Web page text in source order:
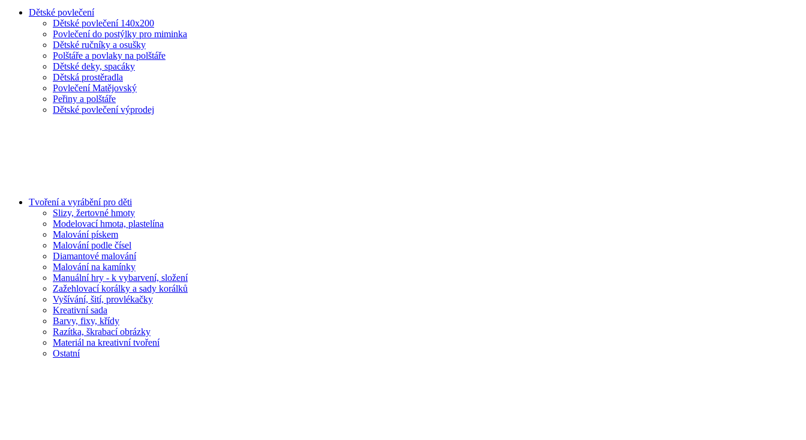
Dětské povlečení
Dětské povlečení 140x200
Povlečení do postýlky pro miminka
Dětské ručníky a osušky
Polštáře a povlaky na polštáře
Dětské deky, spacáky
Dětská prostěradla
Povlečení Matějovský
Peřiny a polštáře
Dětské povlečení výprodej
Tvoření a vyrábění pro děti
Slizy, žertovné hmoty
Modelovací hmota, plastelína
Malování pískem
Malování podle čísel
Diamantové malování
Malování na kamínky
Manuální hry - k vybarvení, složení
Zažehlovací korálky a sady korálků
Vyšívání, šití, provlékačky
Kreativní sada
Barvy, fixy, křídy
Razítka, škrabací obrázky
Materiál na kreativní tvoření
Ostatní